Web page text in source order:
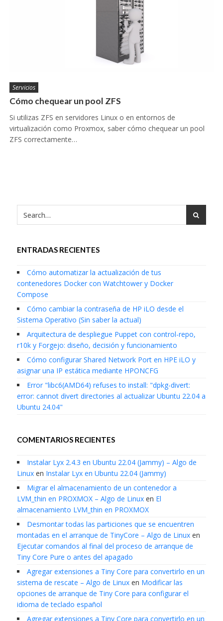
Servicios
Cómo chequear un pool ZFS
Si utilizas ZFS en servidores Linux o en entornos de
virtualización como Proxmox, saber cómo chequear un pool
ZFS correctamente…
ENTRADAS RECIENTES
Cómo automatizar la actualización de tus
contenedores Docker con Watchtower y Docker
Compose
Cómo cambiar la contraseña de HP iLO desde el
Sistema Operativo (Sin saber la actual)
Arquitectura de despliegue Puppet con control-repo,
r10k y Forgejo: diseño, decisión y funcionamiento
Cómo configurar Shared Network Port en HPE iLO y
asignar una IP estática mediante HPONCFG
Error "libc6(AMD64) refuses to install: "dpkg-divert:
error: cannot divert directories al actualizar Ubuntu 22.04 a
Ubuntu 24.04"
COMENTARIOS RECIENTES
Instalar Lyx 2.4.3 en Ubuntu 22.04 (Jammy) – Algo de
Linuxen Instalar Lyx en Ubuntu 22.04 (Jammy)
Migrar el almacenamiento de un contenedor a
LVM_thin en PROXMOX – Algo de Linuxen El
almacenamiento LVM_thin en PROXMOX
Desmontar todas las particiones que se encuentren
montadas en el arranque de TinyCore – Algo de Linuxen
Ejecutar comandos al final del proceso de arranque de
Tiny Core Pure o antes del apagado
Agregar extensiones a Tiny Core para convertirlo en un
sistema de rescate – Algo de Linuxen Modificar las
opciones de arranque de Tiny Core para configurar el
idioma de teclado español
Agregar extensiones a Tiny Core para convertirlo en un